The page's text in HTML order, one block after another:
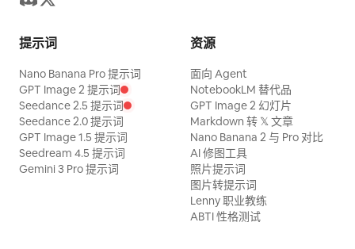
提示词
Nano Banana Pro 提示词
GPT Image 2 提示词
Seedance 2.5 提示词
Seedance 2.0 提示词
GPT Image 1.5 提示词
Seedream 4.5 提示词
Gemini 3 Pro 提示词
资源
面向 Agent
NotebookLM 替代品
GPT Image 2 幻灯片
Markdown 转 𝕏 文章
Nano Banana 2 与 Pro 对比
AI 修图工具
照片提示词
图片转提示词
Lenny 职业教练
ABTI 性格测试